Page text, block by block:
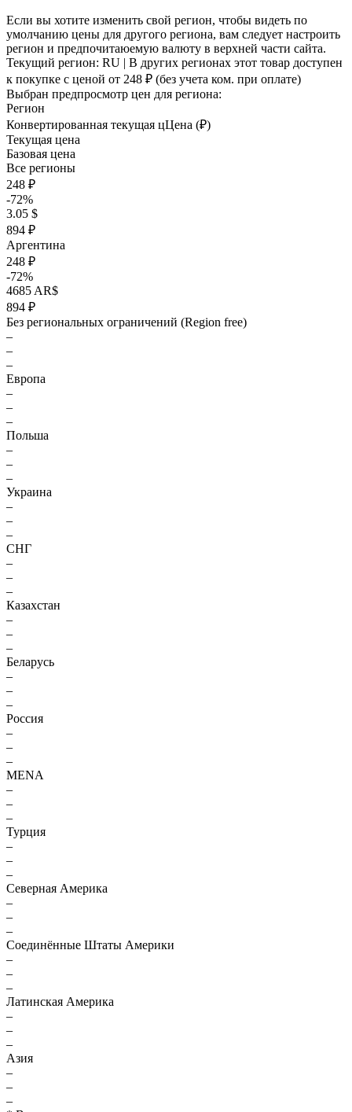
Если вы хотите изменить свой регион, чтобы видеть по
умолчанию цены для другого региона, вам следует настроить
регион и предпочитаюемую валюту в верхней части сайта.
Текущий регион: RU | В других регионах этот товар доступен
к покупке с ценой от 248 ₽ (без учета ком. при оплате)
Выбран предпросмотр цен для региона:
Регион
Конвертированная текущая цЦена (₽)
Текущая цена
Базовая цена
Все регионы
248 ₽
-72%
3.05 $
894 ₽
Аргентина
248 ₽
-72%
4685 AR$
894 ₽
Без региональных ограничений (Region free)
–
–
–
Европа
–
–
–
Польша
–
–
–
Украина
–
–
–
СНГ
–
–
–
Казахстан
–
–
–
Беларусь
–
–
–
Россия
–
–
–
MENA
–
–
–
Турция
–
–
–
Северная Америка
–
–
–
Соединённые Штаты Америки
–
–
–
Латинская Америка
–
–
–
Азия
–
–
–